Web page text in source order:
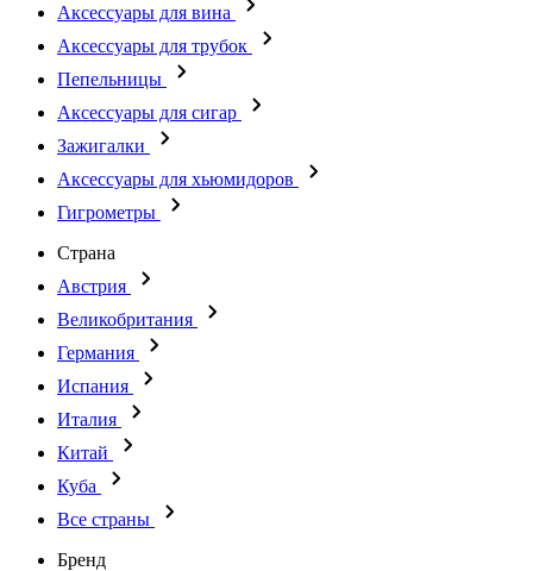
Аксессуары для вина
Аксессуары для трубок
Пепельницы
Аксессуары для сигар
Зажигалки
Аксессуары для хьюмидоров
Гигрометры
Страна
Австрия
Великобритания
Германия
Испания
Италия
Китай
Куба
Все страны
Бренд